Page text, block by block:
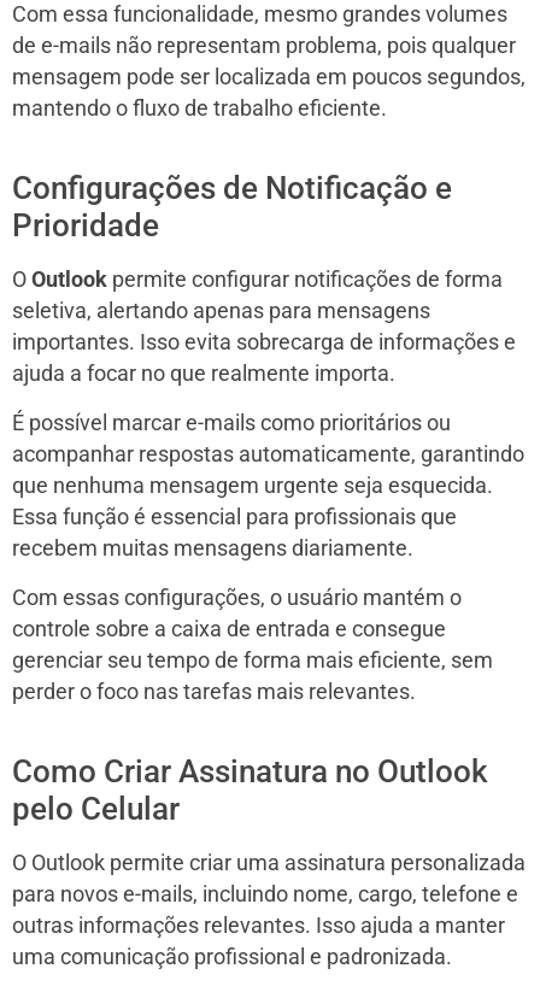
Com essa funcionalidade, mesmo grandes volumes
de e-mails não representam problema, pois qualquer
mensagem pode ser localizada em poucos segundos,
mantendo o fluxo de trabalho eficiente.
Configurações de Notificação e
Prioridade
O Outlook permite configurar notificações de forma
seletiva, alertando apenas para mensagens
importantes. Isso evita sobrecarga de informações e
ajuda a focar no que realmente importa.
É possível marcar e-mails como prioritários ou
acompanhar respostas automaticamente, garantindo
que nenhuma mensagem urgente seja esquecida.
Essa função é essencial para profissionais que
recebem muitas mensagens diariamente.
Com essas configurações, o usuário mantém o
controle sobre a caixa de entrada e consegue
gerenciar seu tempo de forma mais eficiente, sem
perder o foco nas tarefas mais relevantes.
Como Criar Assinatura no Outlook
pelo Celular
O Outlook permite criar uma assinatura personalizada
para novos e-mails, incluindo nome, cargo, telefone e
outras informações relevantes. Isso ajuda a manter
uma comunicação profissional e padronizada.